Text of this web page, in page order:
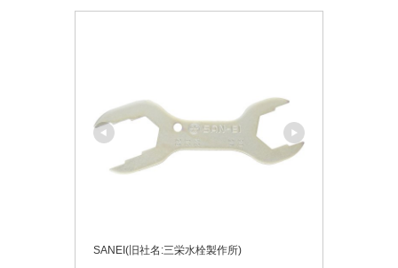
SANEI(旧社名:三栄水栓製作所)